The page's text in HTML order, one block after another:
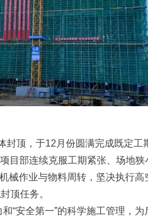
封顶，于12月份圆满完成既定工
目部连续克服工期紧张、场地
作业与物料周转，坚决执行
顶任务。
“安全第一”的科学施工管理，